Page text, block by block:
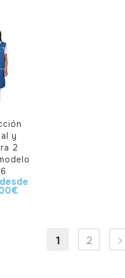
y
2
€
1 2